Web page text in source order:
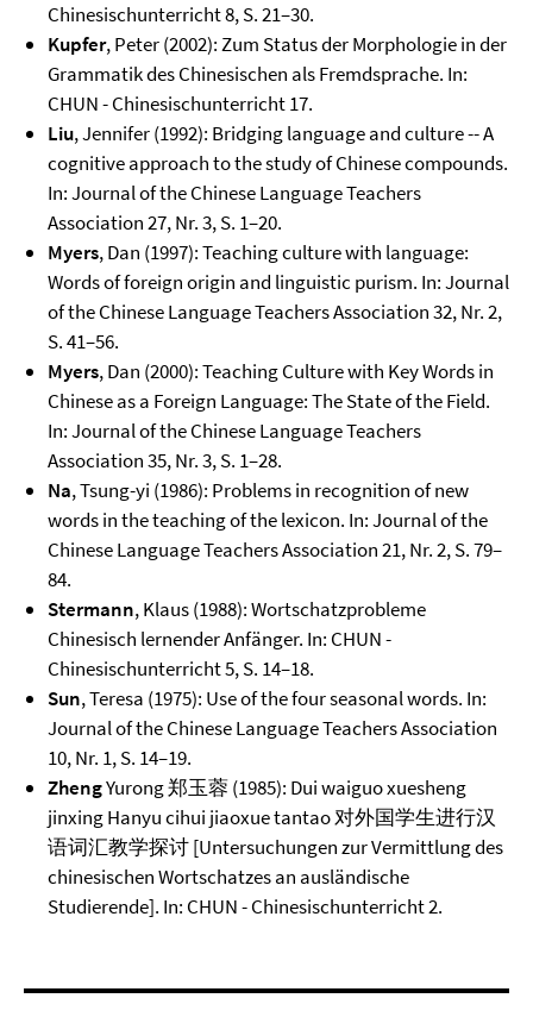
Chinesischunterricht 8, S. 21–30.
Kupfer, Peter (2002): Zum Status der Morphologie in der
Grammatik des Chinesischen als Fremdsprache. In:
CHUN - Chinesischunterricht 17.
Liu, Jennifer (1992): Bridging language and culture -- A
cognitive approach to the study of Chinese compounds.
In: Journal of the Chinese Language Teachers
Association 27, Nr. 3, S. 1–20.
Myers, Dan (1997): Teaching culture with language:
Words of foreign origin and linguistic purism. In: Journal
of the Chinese Language Teachers Association 32, Nr. 2,
S. 41–56.
Myers, Dan (2000): Teaching Culture with Key Words in
Chinese as a Foreign Language: The State of the Field.
In: Journal of the Chinese Language Teachers
Association 35, Nr. 3, S. 1–28.
Na, Tsung-yi (1986): Problems in recognition of new
words in the teaching of the lexicon. In: Journal of the
Chinese Language Teachers Association 21, Nr. 2, S. 79–
84.
Stermann, Klaus (1988): Wortschatzprobleme
Chinesisch lernender Anfänger. In: CHUN -
Chinesischunterricht 5, S. 14–18.
Sun, Teresa (1975): Use of the four seasonal words. In:
Journal of the Chinese Language Teachers Association
10, Nr. 1, S. 14–19.
ZhengYurong 郑玉蓉 (1985): Dui waiguo xuesheng
jinxing Hanyu cihui jiaoxue tantao 对外国学生进行汉
语词汇教学探讨 [Untersuchungen zur Vermittlung des
chinesischen Wortschatzes an ausländische
Studierende]. In: CHUN - Chinesischunterricht 2.